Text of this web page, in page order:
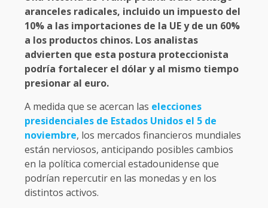
aranceles radicales, incluido un impuesto del
10% a las importaciones de la UE y de un 60%
a los productos chinos. Los analistas
advierten que esta postura proteccionista
podría fortalecer el dólar y al mismo tiempo
presionar al euro.
A medida que se acercan las elecciones
presidenciales de Estados Unidos el 5 de
noviembre, los mercados financieros mundiales
están nerviosos, anticipando posibles cambios
en la política comercial estadounidense que
podrían repercutir en las monedas y en los
distintos activos.